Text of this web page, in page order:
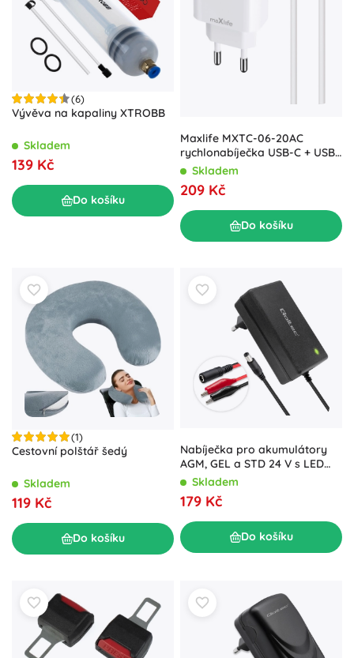
(6)
Vývěva na kapaliny XTROBB
Skladem
139 Kč
Do košíku
Maxlife MXTC-06-20AC
rychlonabíječka USB-C + USB-
A 20 W s kabelem USB-
C/USB-C
Skladem
209 Kč
Do košíku
(1)
Cestovní polštář šedý
Skladem
119 Kč
Do košíku
Nabíječka pro akumulátory
AGM, GEL a STD 24 V s LED
indikací a kabelem 1,8 m
Skladem
179 Kč
Do košíku